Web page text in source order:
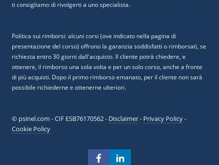
ti consigliamo di rivolgerti a uno specialista.
Politica sui rimborsi: alcuni corsi (ove indicato nella pagina di
presentazione del corso) offrono la garanzia soddisfatti o rimborsati, se
richiesta entro 30 giorni dall'acquisto. Il cliente potrà chiedere, e
ottenere, il rimborso una sola volta e per un solo corso, anche a fronte
di più acquisti. Dopo il primo rimborso emanato, per il cliente non sarà
possibile richiederne e ottenerne ulteriori.
© psinel.com - CIF ESB76170562 - Disclaimer- Privacy Policy-
Cookie Policy